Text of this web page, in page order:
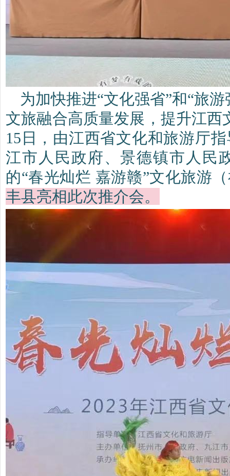
为加快推进“文化强省”和“旅
文旅融合高质量发展，提升江
15日，由江西省文化和旅游厅
江市人民政府、景德镇市人民
的“春光灿烂 嘉游赣”文化旅游
丰县亮相此次推介会。